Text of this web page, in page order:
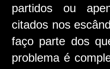
partidos ou
citados nos
faço parte dos
problema é